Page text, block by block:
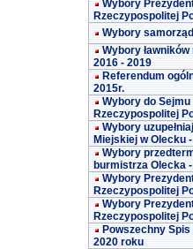
Wybory
Rzeczypospolitej
Wybory
Wybory
2016 - 2019
Referendum
2015r.
Wybory do Sejmu
Rzeczypospolitej
Wybory
Miejskiej w Olecku
Wybory
burmistrza Olecka
Wybory
Rzeczypospolitej
Wybory
Rzeczypospolitej
Powszechny
2020 roku